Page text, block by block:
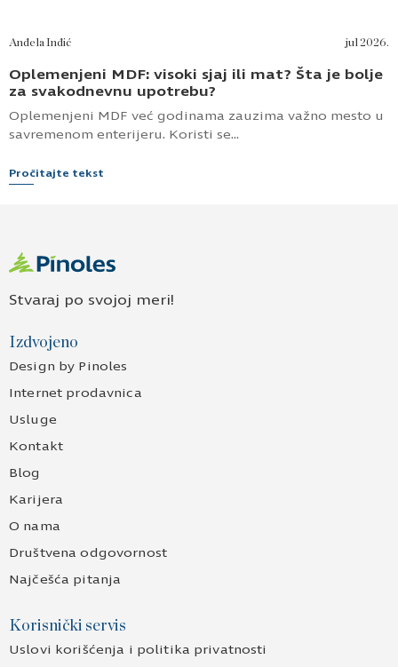
Anđela Inđić jul 2026.
Oplemenjeni MDF: visoki sjaj ili mat? Šta je bolje
za svakodnevnu upotrebu?
Oplemenjeni MDF već godinama zauzima važno mesto u
savremenom enterijeru. Koristi se...
Pročitajte tekst
Stvaraj po svojoj meri!
Izdvojeno
Design by Pinoles
Internet prodavnica
Usluge
Kontakt
Blog
Karijera
O nama
Društvena odgovornost
Najčešća pitanja
Korisnički servis
Uslovi korišćenja i politika privatnosti